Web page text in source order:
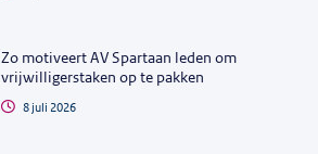
Zo motiveert AV Spartaan leden om
vrijwilligerstaken op te pakken
8 juli 2026